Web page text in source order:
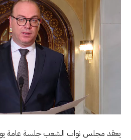
يعقد مجلس نواب الشعب جلسة عامة